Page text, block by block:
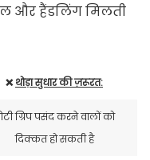
और हैंडलिंग मिलती
❌थोड़ा सुधार की ज़रूरत:
ग्रिप पसंद करने वालों को
दिक्कत हो सकती है